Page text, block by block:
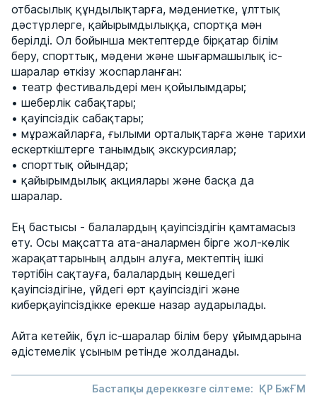
отбасылық құндылықтарға, мәдениетке, ұлттық
дәстүрлерге, қайырымдылыққа, спортқа мән
берілді. Ол бойынша мектептерде бірқатар білім
беру, спорттық, мәдени және шығармашылық іс-
шаралар өткізу жоспарланған:
• театр фестивальдері мен қойылымдары;
• шеберлік сабақтары;
• қауіпсіздік сабақтары;
• мұражайларға, ғылыми орталықтарға және тарихи
ескерткіштерге танымдық экскурсиялар;
• спорттық ойындар;
• қайырымдылық акциялары және басқа да
шаралар.
Ең бастысы - балалардың қауіпсіздігін қамтамасыз
ету. Осы мақсатта ата-аналармен бірге жол-көлік
жарақаттарының алдын алуға, мектептің ішкі
тәртібін сақтауға, балалардың көшедегі
қауіпсіздігіне, үйдегі өрт қауіпсіздігі және
киберқауіпсіздікке ерекше назар аударылады.
Айта кетейік, бұл іс-шаралар білім беру ұйымдарына
әдістемелік ұсыным ретінде жолданады.
Бастапқы дереккөзге сілтеме: ҚР БжҒМ